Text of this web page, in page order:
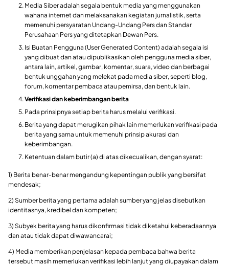
Media Siber adalah segala bentuk media yang menggunakan
wahana internet dan melaksanakan kegiatan jurnalistik, serta
memenuhi persyaratan Undang-Undang Pers dan Standar
Perusahaan Pers yang ditetapkan Dewan Pers.
Isi Buatan Pengguna (User Generated Content) adalah segala isi
yang dibuat dan atau dipublikasikan oleh pengguna media siber,
antara lain, artikel, gambar, komentar, suara, video dan berbagai
bentuk unggahan yang melekat pada media siber, seperti blog,
forum, komentar pembaca atau pemirsa, dan bentuk lain.
Verifikasi dan keberimbangan berita
Pada prinsipnya setiap berita harus melalui verifikasi.
Berita yang dapat merugikan pihak lain memerlukan verifikasi pada
berita yang sama untuk memenuhi prinsip akurasi dan
keberimbangan.
Ketentuan dalam butir (a) di atas dikecualikan, dengan syarat:
1) Berita benar-benar mengandung kepentingan publik yang bersifat
mendesak;
2) Sumber berita yang pertama adalah sumber yang jelas disebutkan
identitasnya, kredibel dan kompeten;
3) Subyek berita yang harus dikonfirmasi tidak diketahui keberadaannya
dan atau tidak dapat diwawancarai;
4) Media memberikan penjelasan kepada pembaca bahwa berita
tersebut masih memerlukan verifikasi lebih lanjut yang diupayakan dalam